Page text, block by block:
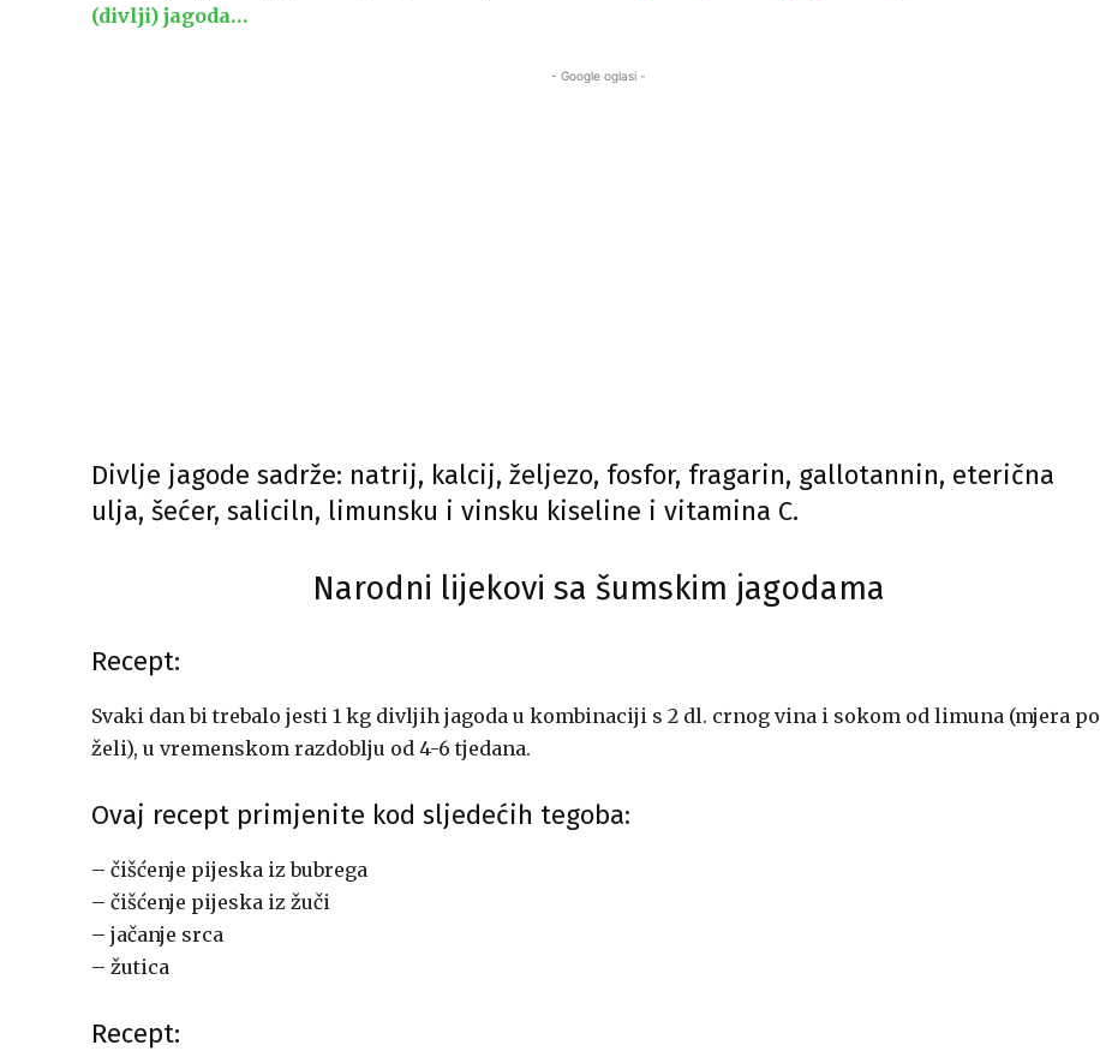
(divlji) jagoda…
- Google oglasi -
Divlje jagode sadrže: natrij, kalcij, željezo, fosfor, fragarin, gallotannin, eterična
ulja, šećer, saliciln, limunsku i vinsku kiseline i vitamina C.
Narodni lijekovi sa šumskim jagodama
Recept:
Svaki dan bi trebalo jesti 1 kg divljih jagoda u kombinaciji s 2 dl. crnog vina i sokom od limuna (mjera po
želi), u vremenskom razdoblju od 4-6 tjedana.
Ovaj recept primjenite kod sljedećih tegoba:
– čišćenje pijeska iz bubrega
– čišćenje pijeska iz žuči
– jačanje srca
– žutica
Recept: